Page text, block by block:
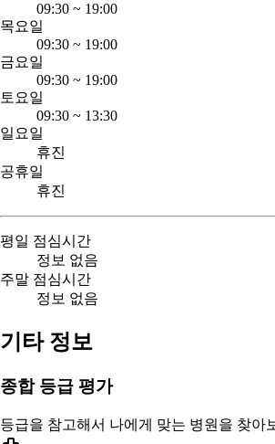
09:30 ~ 19:00
목요일
09:30 ~ 19:00
금요일
09:30 ~ 19:00
토요일
09:30 ~ 13:30
일요일
휴진
공휴일
휴진
평일 점심시간
정보 없음
주말 점심시간
정보 없음
기타 정보
종합 등급 평가
등급을 참고해서 나에게 맞는 병원을 찾아